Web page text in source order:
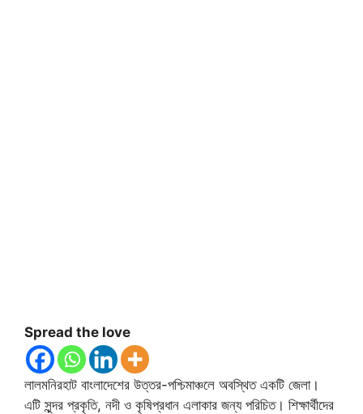
Spread the love
লালমনিরহাট বাংলাদেশের উত্তর-পশ্চিমাঞ্চলে অবস্থিত একটি জেলা।
এটি সুন্দর প্রকৃতি, নদী ও কৃষিপ্রধান এলাকার জন্য পরিচিত। শিক্ষার্থীদের